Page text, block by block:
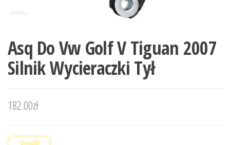
Asq Do Vw Golf V Tiguan 2007
Silnik Wycieraczki Tył
182.00zł
Sprawdź